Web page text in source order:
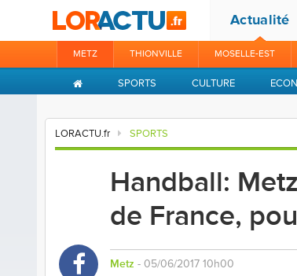
Actualité
METZ THIONVILLE MOSELLE-EST
SPORTS CULTURE
LORACTU.fr SPORTS
Handball:
de France,
Metz - 05/06/2017 10h00